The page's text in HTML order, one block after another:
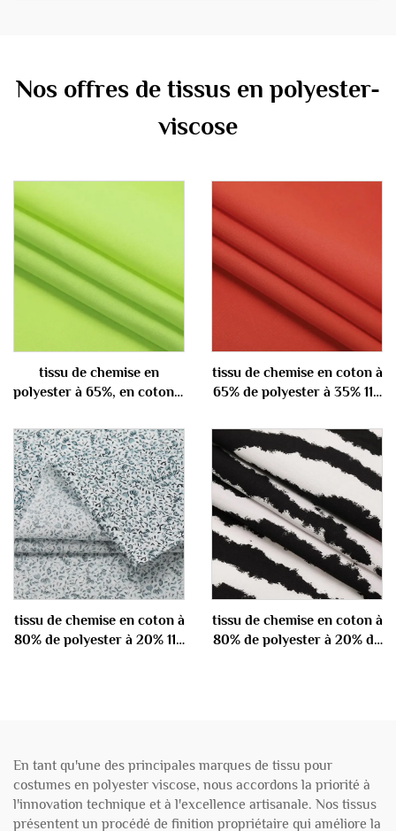
Nos offres de tissus en polyester-
viscose
tissu de chemise en
polyester à 65%, en coton à
tissu de chemise en coton à
65% de polyester à 35% 110
tissu de chemise en coton à
80% de polyester à 20% 110
tissu de chemise en coton à
80% de polyester à 20% de
En tant qu'une des principales marques de tissu pour
costumes en polyester viscose, nous accordons la priorité à
l'innovation technique et à l'excellence artisanale. Nos tissus
présentent un procédé de finition propriétaire qui améliore la